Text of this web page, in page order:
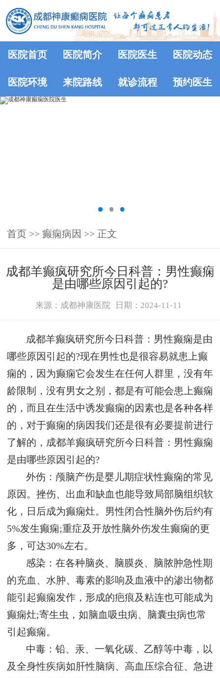
医院首页 医院简介 医院医生 医院动态
医院环境 来院路线 就诊流程 预约医生
首页 >> 癫痫病因 >> 正文
成都羊癫疯研究所今日科普：男性癫痫
是由哪些原因引起的?
来源：成都神康医院 日期：2024-11-11
成都羊癫疯研究所今日科普：男性癫痫是由
哪些原因引起的?现在男性也是很容易就患上癫
痫的，因为癫痫它会发生在任何人群里，没有年
龄限制，没有男女之别，都是有可能会患上癫痫
的，而且在生活中诱发癫痫的因素也是各种各样
的，对于癫痫的病因我们还是很有必要提前进行
了解的，成都羊癫疯研究所今日科普：男性癫痫
是由哪些原因引起的?
外伤：颅脑产伤是婴儿期症状性癫痫的常见
原因。挫伤、出血和缺血也能导致局部脑组织软
化，日后成为癫痫灶。男性闭合性脑外伤后约有
5%发生癫痫;重症及开放性脑外伤发生癫痫的更
多，可达30%左右。
感染：在各种脑炎、脑膜炎、脑脓肿急性期
的充血、水肿、毒素的影响及血液中的渗出物都
能引起癫痫发作，形成的疤痕及粘连也可能成为
癫痫灶;寄生虫，如脑血吸虫病、脑囊虫病也常
引起癫痫。
中毒：铅、汞、一氧化碳、乙醇等中毒，以
及全身性疾病如肝性脑病、高血压综合征、急进